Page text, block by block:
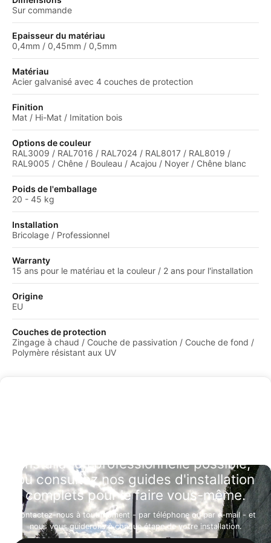
Sur commande
Epaisseur du matériau
0,4mm / 0,45mm / 0,5mm
Matériau
Acier galvanisé avec 4 couches de protection
Finition
Mat / Hi-Mat / Imitation bois
Options de couleur
RAL3009 / RAL7016 / RAL7024 / RAL8017 / RAL8019 /
RAL9005 / Chêne / Bouleau / Acajou / Noyer / Chêne blanc
Poids de l'emballage
20 - 45 kg
Installation
Bricolage / Professionnel
Warranty
15 ans pour le matériau et la couleur / 2 ans pour l'installation
Origine
EU
Couches de protection
Zingage à chaud / Couche de passivation / Couche de fond /
Polymère résistant aux UV
Installation professionnelle possible,
ou consultez nos guides d'installation
complets pour le faire vous-même.
Contactez-nous à tout moment - par téléphone ou par e-mail - et
nous vous guiderons à chaque étape de votre installation.